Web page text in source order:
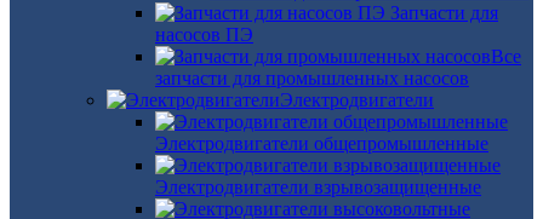
Запчасти для
насосов ПЭ
Все
запчасти для промышленных насосов
Электродвигатели
Электродвигатели общепромышленные
Электродвигатели взрывозащищенные